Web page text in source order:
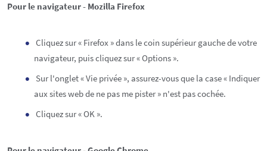
Pour le navigateur - Mozilla Firefox
Cliquez sur « Firefox » dans le coin supérieur gauche de votre
navigateur, puis cliquez sur « Options ».
Sur l'onglet « Vie privée », assurez-vous que la case « Indiquer
aux sites web de ne pas me pister » n'est pas cochée.
Cliquez sur « OK ».